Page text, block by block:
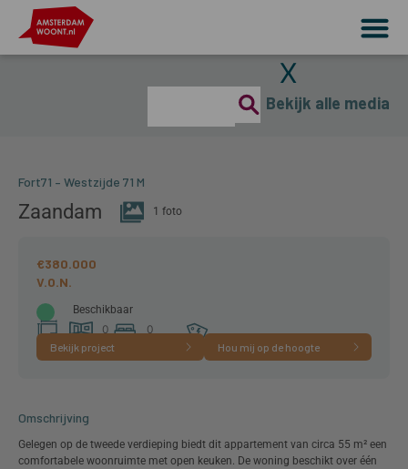
X
Bekijk alle media
Fort71 – Westzijde 71 M
Zaandam 1 foto
€380.000
Beschikbaar
55 m²
0
kamer(s)
0
slaapkamer(s) A+++
Bekijk project Hou mij op de hoogte
Omschrijving
Gelegen op de tweede verdieping biedt dit appartement van circa 55 m² een
comfortabele woonruimte met open keuken. De woning beschikt over één